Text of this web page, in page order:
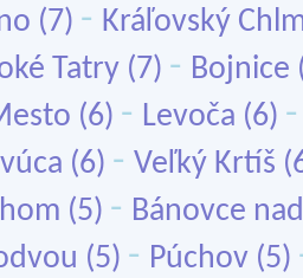
(7) - Kráľovský
Tatry (7) - Bojnice
(6) - Levoča (6)
(6) - Veľký Krtíš
(5) - Bánovce
(5) - Púchov (5)